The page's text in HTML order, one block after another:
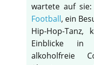
wartete auf
Football, ein
Hip-Hop-Tanz,
Einblicke
alkoholfreie